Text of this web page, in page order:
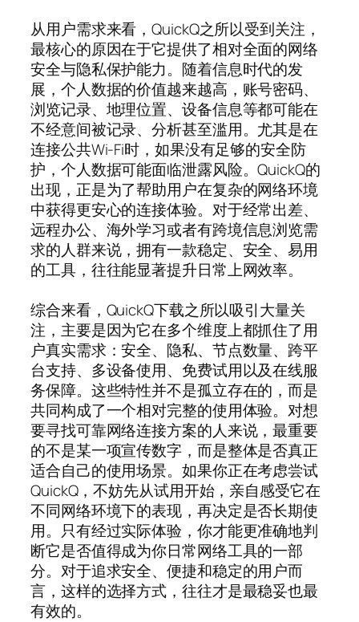
从用户需求来看，QuickQ之所以受到关注，
最核心的原因在于它提供了相对全面的网络
安全与隐私保护能力。随着信息时代的发
展，个人数据的价值越来越高，账号密码、
浏览记录、地理位置、设备信息等都可能在
不经意间被记录、分析甚至滥用。尤其是在
连接公共Wi-Fi时，如果没有足够的安全防
护，个人数据可能面临泄露风险。QuickQ的
出现，正是为了帮助用户在复杂的网络环境
中获得更安心的连接体验。对于经常出差、
远程办公、海外学习或者有跨境信息浏览需
求的人群来说，拥有一款稳定、安全、易用
的工具，往往能显著提升日常上网效率。
综合来看，QuickQ下载之所以吸引大量关
注，主要是因为它在多个维度上都抓住了用
户真实需求：安全、隐私、节点数量、跨平
台支持、多设备使用、免费试用以及在线服
务保障。这些特性并不是孤立存在的，而是
共同构成了一个相对完整的使用体验。对想
要寻找可靠网络连接方案的人来说，最重要
的不是某一项宣传数字，而是整体是否真正
适合自己的使用场景。如果你正在考虑尝试
QuickQ，不妨先从试用开始，亲自感受它在
不同网络环境下的表现，再决定是否长期使
用。只有经过实际体验，你才能更准确地判
断它是否值得成为你日常网络工具的一部
分。对于追求安全、便捷和稳定的用户而
言，这样的选择方式，往往才是最稳妥也最
有效的。